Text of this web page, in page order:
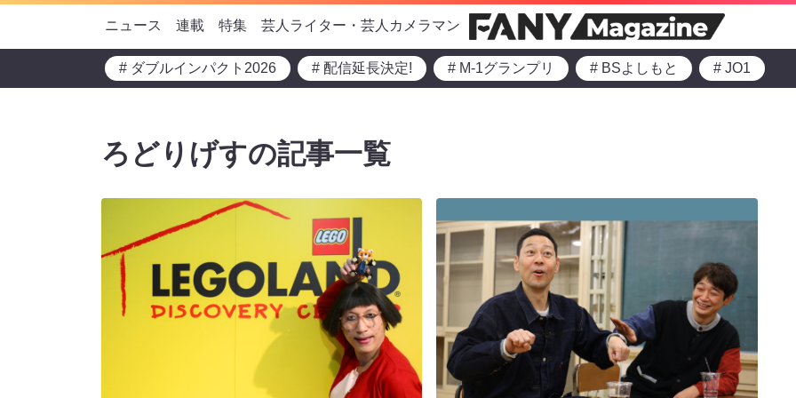
ニュース 連載 特集 芸人ライター・芸人カメラマン
# ダブルインパクト2026 # 配信延長決定! # M-1グランプリ # BSよしもと # JO1
ろどりげすの記事一覧